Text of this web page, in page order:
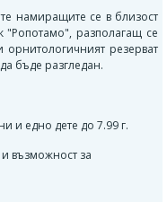
намиращите се в близост
"Ропотамо", разполагащ се
резерват
бъде разгледан.
и едно дете до 7.99 г.
възможност за